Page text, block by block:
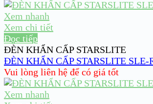
Xem nhanh
Xem chi tiết
Đọc tiếp
ĐÈN KHẨN CẤP STARSLITE
ĐÈN KHẨN CẤP STARSLITE SLE-
Vui lòng liên hệ để có giá tốt
Xem nhanh